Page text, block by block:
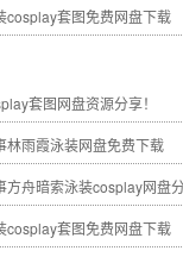
cosplay套图免费网盘下载
套图网盘资源分享！
林雨霞泳装网盘免费下载
舟暗索泳装cosplay网盘分
cosplay套图免费网盘下载